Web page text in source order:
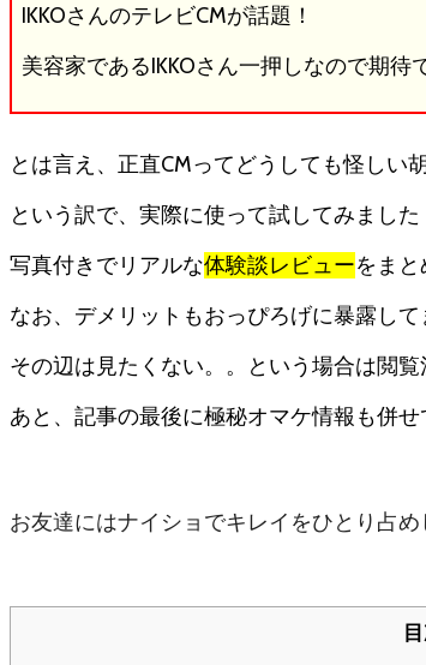
け
し
？)
IKKOさんのテレビCMが話題！
美容家であるIKKOさん一押しなので期待
とは言え、正直CMってどうしても怪しい
という訳で、実際に使って試してみました
写真付きでリアルな体験談レビューをま
なお、デメリットもおっぴろげに暴露して
その辺は見たくない。。という場合は閲覧
あと、記事の最後に極秘オマケ情報も併
お友達にはナイショでキレイをひとり占め